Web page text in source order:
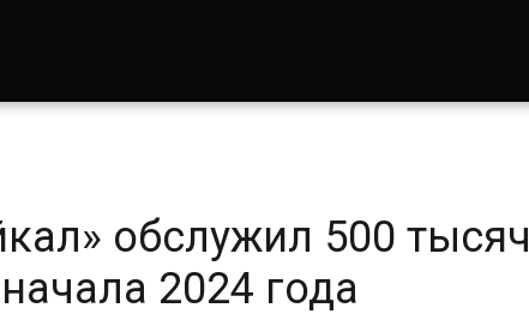
обслужил 500 тысяч
2024 года